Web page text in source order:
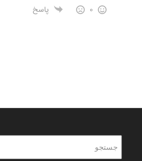
0 پاسخ